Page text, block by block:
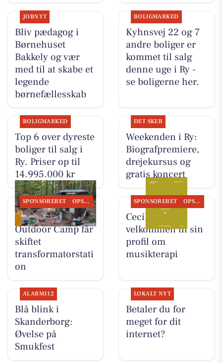
JOBNYT
Bliv pædagog i
Børnehuset
Bakkely og vær
med til at skabe et
legende
børnefællesskab
BOLIGMARKED
Kyhnsvej 22 og 7
andre boliger er
kommet til salg
denne uge i Ry -
se boligerne her.
BOLIGMARKED
Top 6 over dyreste
boliger til salg i
Ry. Priser op til
14.995.000 kr
DET SKER
Weekenden i Ry:
Biografpremiere,
drejekursus og
gratis koncert
SPONSORERET OPSLAGSTAVLEN
Skyttehusets
Outdoor Camp får
skiftet
transformatorstati
on
SPONSORERET OPSLAGSTAVLEN
Cecillie byder
velkommen til sin
profil om
musikterapi
ALARM112
Blå blink i
Skanderborg:
Øvelse på
Smukfest
LOKALT NYT
Betaler du for
meget for dit
internet?